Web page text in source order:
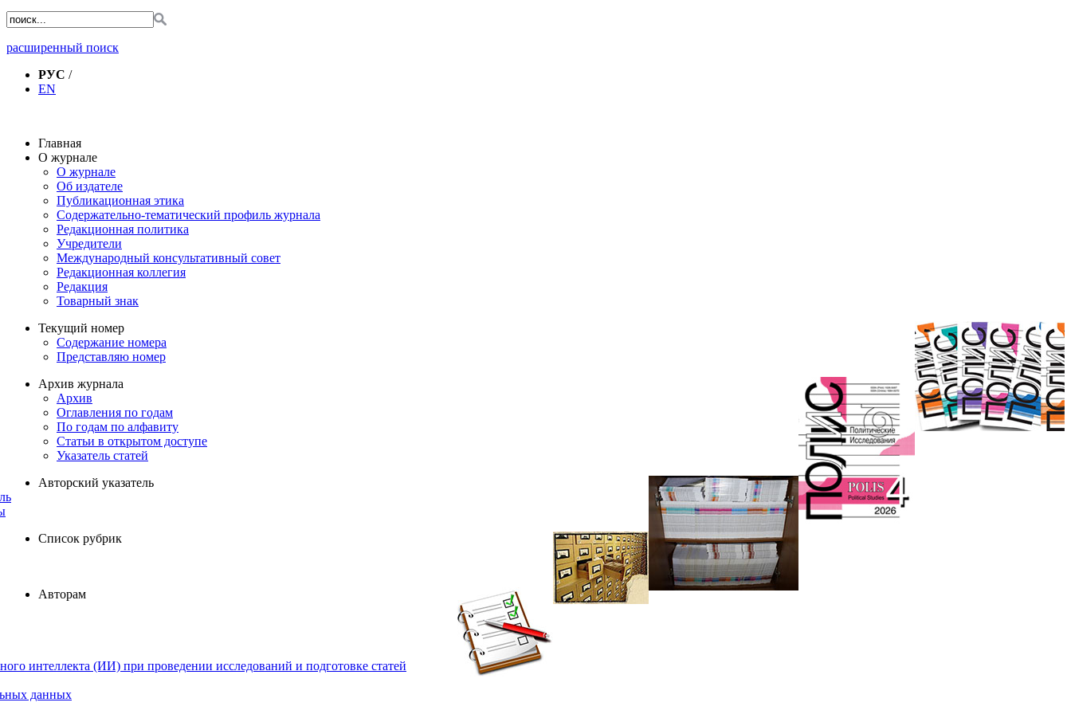
расширенный поиск
РУС /
EN
Главная
О журнале
О журнале
Об издателе
Публикационная этика
Содержательно-тематический профиль журнала
Редакционная политика
Учредители
Международный консультативный совет
Редакционная коллегия
Редакция
Товарный знак
Текущий номер
Содержание номера
Представляю номер
Архив журнала
Архив
Оглавления по годам
По годам по алфавиту
Статьи в открытом доступе
Указатель статей
Авторский указатель
Список рубрик
Авторам
интеллекта (ИИ) при проведении исследований и подготовке статей
данных